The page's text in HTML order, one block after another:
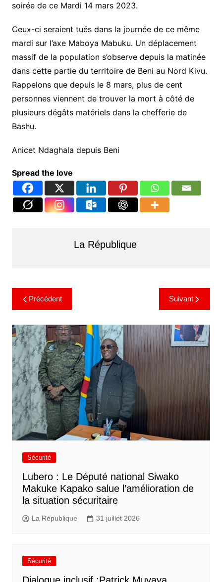
soirée de ce Mardi 14 mars 2023.
Ceux-ci seraient tués dans la journée de ce même
mardi sur l’axe Maboya Mabuku. Un déplacement
massif de la population s’observe depuis la matinée
dans cette partie du territoire de Beni au Nord Kivu.
Rappelons que depuis le 8 mars, plus de cent
personnes viennent de trouver la mort à côté de
plusieurs dégâts matériels dans la chefferie de
Bashu.
Anicet Ndaghala depuis Beni
Spread the love
La République
Précédent Suivant
Sécurité
Lubero : Le Député national Siwako
Makuke Kapako salue l’amélioration de
la situation sécuritaire
La République 31 juillet 2026
Sécurité